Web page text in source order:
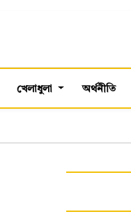
খেলাধুলা অর্থনীতি